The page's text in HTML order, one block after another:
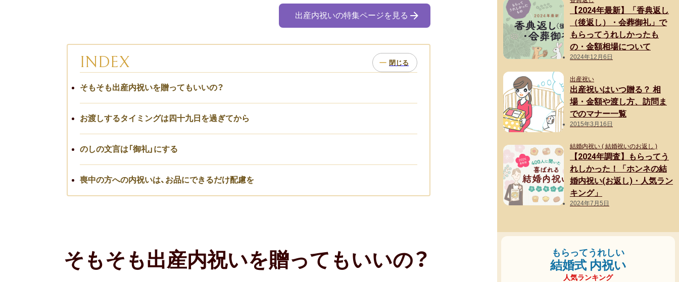
出産内祝いの特集ページを見る
INDEX
そもそも出産内祝いを贈ってもいいの？
お渡しするタイミングは四十九日を過ぎてから
のしの文言は「御礼」にする
喪中の方への内祝いは、お品にできるだけ配慮を
そもそも出産内祝いを贈ってもいいの？
【2024年最新】「香典返し
（後返し）・会葬御礼」で
もらってうれしかったも
の・金額相場について
2024年12月6日
出産祝い
出産祝いはいつ贈る？ 相
場・金額や渡し方、訪問ま
でのマナー一覧
2015年3月16日
結婚内祝い ( 結婚祝いのお返し )
【2024年調査】もらってう
れしかった！「ホンネの結
婚内祝い(お返し)・人気ラン
キング」
2024年7月5日
もらってうれしい
結婚式 内祝い
人気ランキング